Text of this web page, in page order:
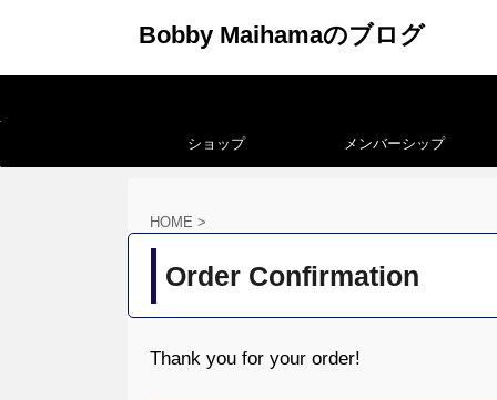
Bobby Maihamaのブログ
ショップ メンバーシップ
HOME >
Order Confirmation
Thank you for your order!